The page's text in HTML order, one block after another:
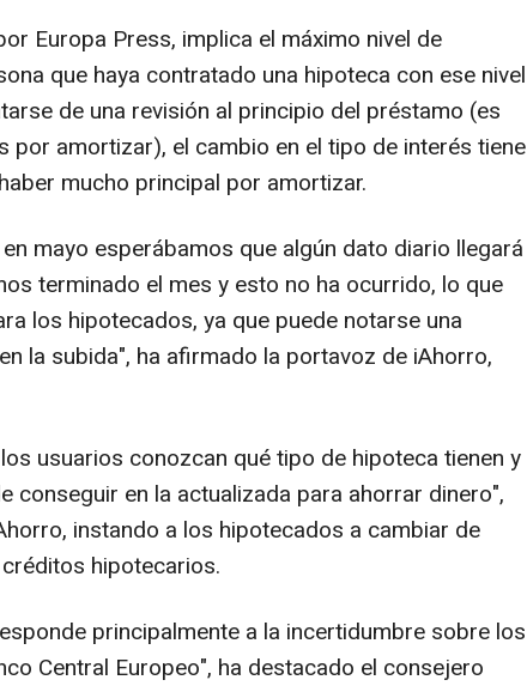
Europa Press, implica el máximo nivel de
que haya contratado una hipoteca con ese nivel
de una revisión al principio del préstamo (es
por amortizar), el cambio en el tipo de interés tiene
mucho principal por amortizar.
mayo esperábamos que algún dato diario llegará
terminado el mes y esto no ha ocurrido, lo que
los hipotecados, ya que puede notarse una
la subida", ha afirmado la portavoz de iAhorro,
usuarios conozcan qué tipo de hipoteca tienen y
conseguir en la actualizada para ahorrar dinero",
instando a los hipotecados a cambiar de
hipotecarios.
principalmente a la incertidumbre sobre los
Central Europeo", ha destacado el consejero